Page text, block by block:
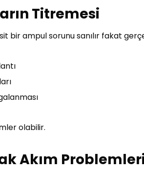
Titremesi
bir ampul sorunu sanılır fakat
olabilir.
Akım